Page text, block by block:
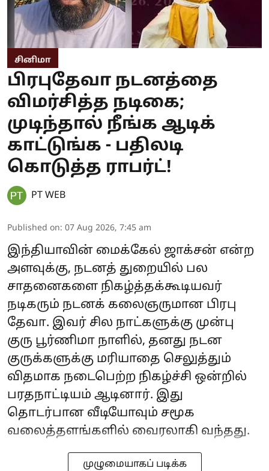
சினிமா
பிரபுதேவா நடனத்தை
விமர்சித்த நடிகை;
முடிந்தால் நீங்க ஆடிக்
காட்டுங்க - பதிலடி
கொடுத்த ராபர்ட்!
PT WEB
Published on: 07 Aug 2026, 7:45 am
இந்தியாவின் மைக்கேல் ஜாக்சன் என்ற
அளவுக்கு, நடனத் துறையில் பல
சாதனைகளை நிகழ்த்தக்கூடியவர்
நடிகரும் நடனக் கலைஞருமான பிரபு
தேவா. இவர் சில நாட்களுக்கு முன்பு
குரு பூர்ணிமா நாளில், தனது நடன
குருக்களுக்கு மரியாதை செலுத்தும்
விதமாக நடைபெற்ற நிகழ்ச்சி ஒன்றில்
பரதநாட்டியம் ஆடினார். இது
தொடர்பான வீடியோவும் சமூக
வலைத்தளங்களில் வைரலாகி வந்தது.
முழுமையாகப் படிக்க